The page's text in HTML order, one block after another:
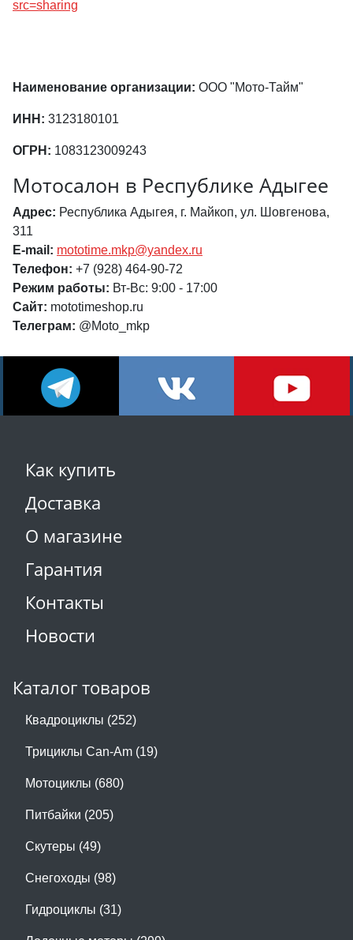
src=sharing
Наименование организации: ООО "Мото-Тайм"
ИНН: 3123180101
ОГРН: 1083123009243
Мотосалон в Республике Адыгее
Адрес: Республика Адыгея, г. Майкоп, ул. Шовгенова,
311
E-mail: mototime.mkp@yandex.ru
Телефон: +7 (928) 464-90-72
Режим работы: Вт-Вс: 9:00 - 17:00
Сайт: mototimeshop.ru
Телеграм: @Moto_mkp
Как купить
Доставка
О магазине
Гарантия
Контакты
Новости
Каталог товаров
Квадроциклы (252)
Трициклы Can-Am (19)
Мотоциклы (680)
Питбайки (205)
Скутеры (49)
Снегоходы (98)
Гидроциклы (31)